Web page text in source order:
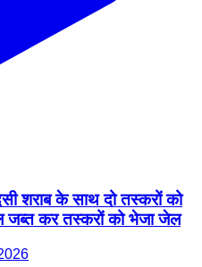
शराब के साथ दो तस्करों को
जब्त कर तस्करों को भेजा जेल